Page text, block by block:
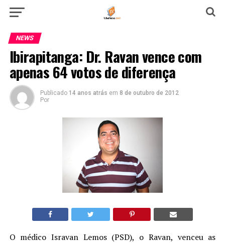
NEWS
Ibirapitanga: Dr. Ravan vence com
apenas 64 votos de diferença
Publicado 14 anos atrás em 8 de outubro de 2012
Por
O médico Isravan Lemos (PSD), o Ravan, venceu as